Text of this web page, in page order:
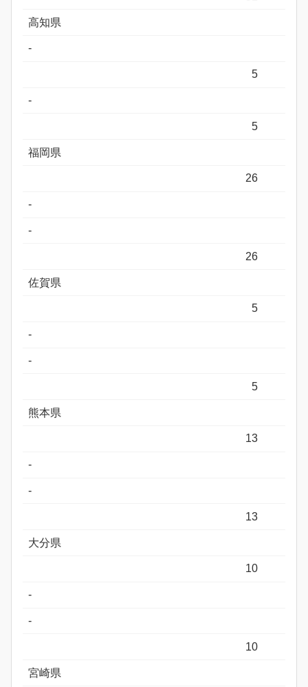
高知県
-
5
-
5
福岡県
26
-
-
26
佐賀県
5
-
-
5
熊本県
13
-
-
13
大分県
10
-
-
10
宮崎県